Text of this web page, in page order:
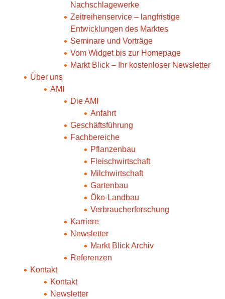
Nachschlagewerke
Zeitreihenservice – langfristige
Entwicklungen des Marktes
Seminare und Vorträge
Vom Widget bis zur Homepage
Markt Blick – Ihr kostenloser Newsletter
Über uns
AMI
Die AMI
Anfahrt
Geschäftsführung
Fachbereiche
Pflanzenbau
Fleischwirtschaft
Milchwirtschaft
Gartenbau
Öko-Landbau
Verbraucherforschung
Karriere
Newsletter
Markt Blick Archiv
Referenzen
Kontakt
Kontakt
Newsletter